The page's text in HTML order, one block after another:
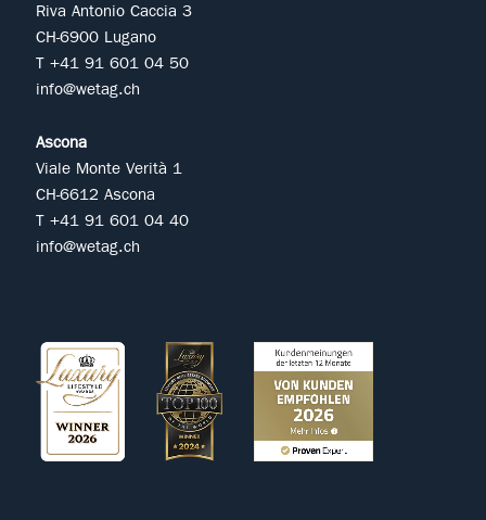
Riva Antonio Caccia 3
CH-6900 Lugano
T +41 91 601 04 50
info@wetag.ch
Ascona
Viale Monte Verità 1
CH-6612 Ascona
T +41 91 601 04 40
info@wetag.ch